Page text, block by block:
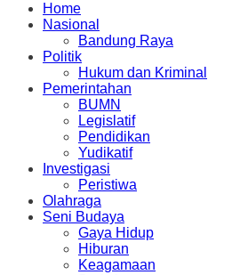
Home
Nasional
Bandung Raya
Politik
Hukum dan Kriminal
Pemerintahan
BUMN
Legislatif
Pendidikan
Yudikatif
Investigasi
Peristiwa
Olahraga
Seni Budaya
Gaya Hidup
Hiburan
Keagamaan